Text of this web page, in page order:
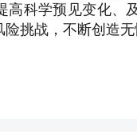
高科学预见变化、
挑战，不断创造